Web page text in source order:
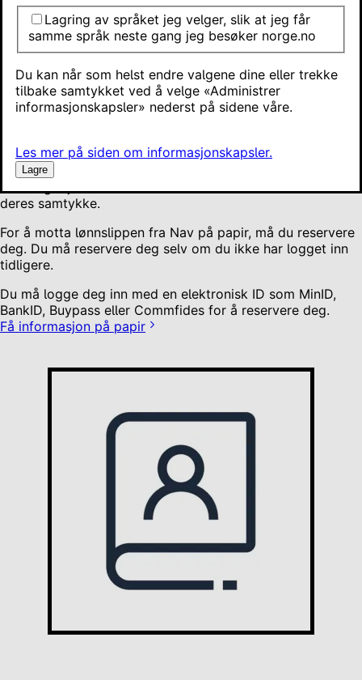
Lagring av språket jeg velger, slik at jeg får
samme språk neste gang jeg besøker norge.no
Du kan når som helst endre valgene dine eller trekke
tilbake samtykket ved å velge «Administrer
informasjonskapsler» nederst på sidene våre.
Les mer på siden om informasjonskapsler.
Lagre
Hva kan jeg ikke reservere meg mot?
Bekreftelse på SMS fra Digidir
Mer om å få informasjon digitalt og på papir
Hvordan få informasjon på papir?
Ønsker du å få informasjon på papir, må du reservere deg
sendt til adressen du er registrert med i Folkeregisteret.
Hvis du reserverer deg, kan du fortsatt logge deg inn på
offentlige tjenester. Det er ikke lov å reservere andre uten
deres samtykke.
For å motta lønnslippen fra Nav på papir, må du reservere
deg. Du må reservere deg selv om du ikke har logget inn
tidligere.
Du må logge deg inn med en elektronisk ID som MinID,
BankID, Buypass eller Commfides for å reservere deg.
Få informasjon på papir